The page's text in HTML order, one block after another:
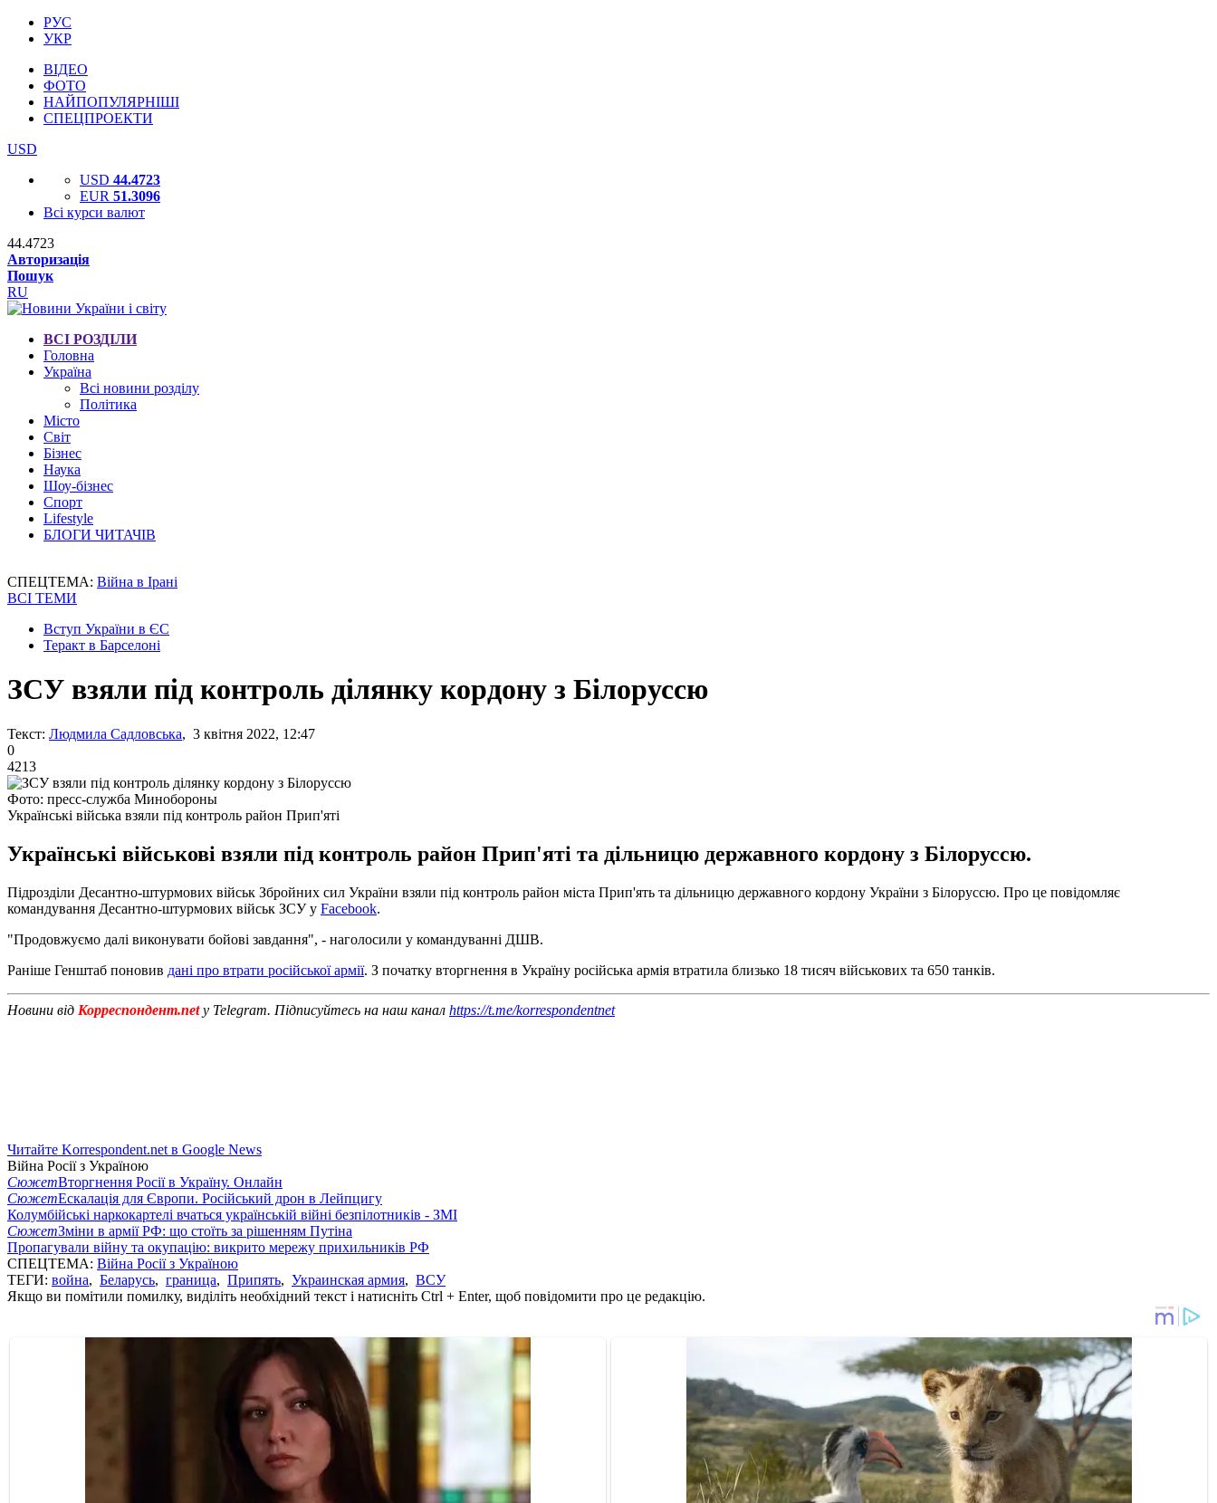
РУС
УКР
ВІДЕО
ФОТО
НАЙПОПУЛЯРНІШІ
СПЕЦПРОЕКТИ
USD
USD 44.4723
EUR 51.3096
Всі курси валют
44.4723
Авторизація
Пошук
RU
ВСІ РОЗДІЛИ
Головна
Україна
Всі новини розділу
Політика
Місто
Світ
Бізнес
Наука
Шоу-бізнес
Спорт
Lifestyle
БЛОГИ ЧИТАЧІВ
СПЕЦТЕМА: Війна в Ірані
ВСІ ТЕМИ
Вступ України в ЄС
Теракт в Барселоні
ЗСУ взяли під контроль ділянку кордону з Білоруссю
Текст: Людмила Садловська, 3 квітня 2022, 12:47
0
4213
Фото: пресс-служба Минобороны
Українські війська взяли під контроль район Прип'яті
Українські військові взяли під контроль район Прип'яті та дільницю державного кордону з Білоруссю.
Підрозділи Десантно-штурмових військ Збройних сил України взяли під контроль район міста Прип'ять та дільницю державного кордону України з Білоруссю. Про це повідомляє
командування Десантно-штурмових військ ЗСУ у Facebook.
"Продовжуємо далі виконувати бойові завдання", - наголосили у командуванні ДШВ.
Раніше Генштаб поновив дані про втрати російської армії. З початку вторгнення в Україну російська армія втратила близько 18 тисяч військових та 650 танків.
Новини від Корреспондент.netу Telegram. Підписуйтесь на наш канал https://t.me/korrespondentnet
Читайте Korrespondent.net в Google News
Війна Росії з Україною
СюжетВторгнення Росії в Україну. Онлайн
СюжетЕскалація для Європи. Російський дрон в Лейпцигу
Колумбійські наркокартелі вчаться українській війні безпілотників - ЗМІ
СюжетЗміни в армії РФ: що стоїть за рішенням Путіна
Пропагували війну та окупацію: викрито мережу прихильників РФ
СПЕЦТЕМА: Війна Росії з Україною
ТЕГИ: война, Беларусь, граница, Припять, Украинская армия, ВСУ
Якщо ви помітили помилку, виділіть необхідний текст і натисніть Ctrl + Enter, щоб повідомити про це редакцію.